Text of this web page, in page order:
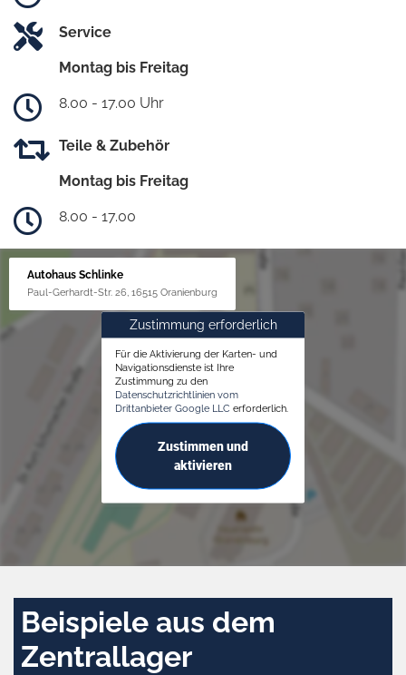
Service
Montag bis Freitag
8.00 - 17.00 Uhr
Teile & Zubehör
Montag bis Freitag
8.00 - 17.00
Autohaus Schlinke
Paul-Gerhardt-Str. 26, 16515 Oranienburg
Zustimmung erforderlich
Für die Aktivierung der Karten- und
Navigationsdienste ist Ihre
Zustimmung zu den
Datenschutzrichtlinien vom
Drittanbieter Google LLC erforderlich.
Zustimmen und
aktivieren
Beispiele aus dem
Zentrallager